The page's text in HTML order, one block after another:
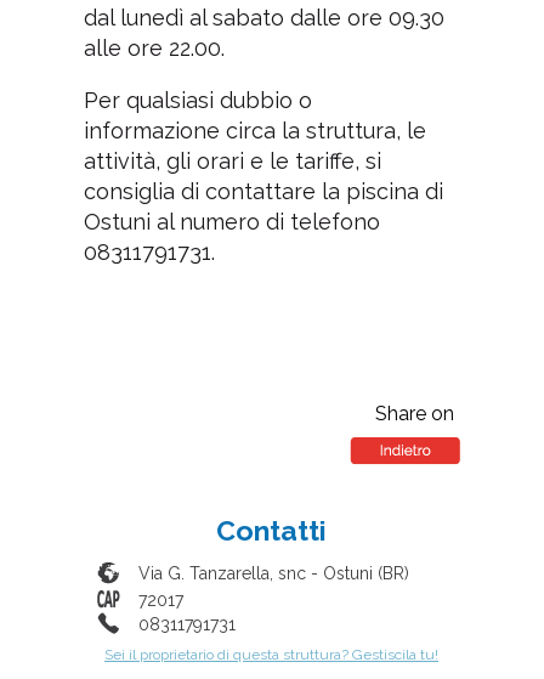
dal lunedì al sabato dalle ore 09.30
alle ore 22.00.
Per qualsiasi dubbio o
informazione circa la struttura, le
attività, gli orari e le tariffe, si
consiglia di contattare la piscina di
Ostuni al numero di telefono
08311791731.
Share on
Contatti
Via G. Tanzarella, snc- Ostuni (BR)
72017
08311791731
Sei il proprietario di questa struttura? Gestiscila tu!